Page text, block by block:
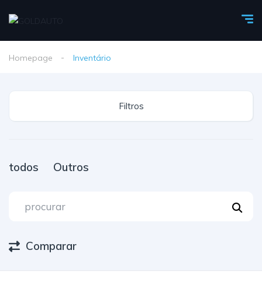
Homepage Inventário
Filtros
todos Outros
Comparar